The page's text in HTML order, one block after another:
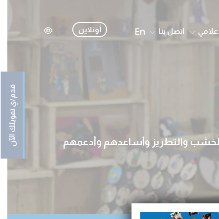
اتصل بنا En أونلاين
قدم/ي تمويلك الآن
والتطريز وأساعدهم وأدعمهم